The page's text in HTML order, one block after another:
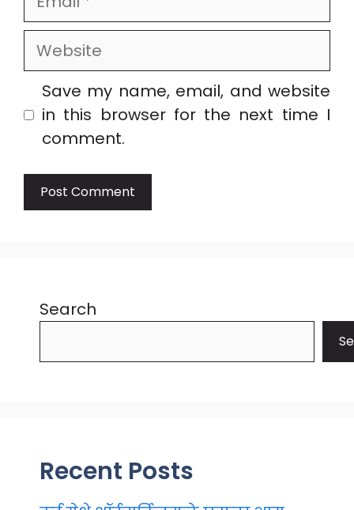
Website
Save my name, email, and website
in this browser for the next time I
comment.
Search
Recent Posts